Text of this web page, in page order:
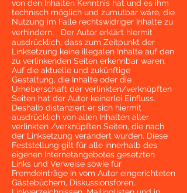
von den Inhalten Kenntnis hat und es ihm
technisch möglich und zumutbar wäre, die
Nutzung im Falle rechtswidriger Inhalte zu
verhindern. Der Autor erklärt hiermit
ausdrücklich, dass zum Zeitpunkt der
Linksetzung keine illegalen Inhalte auf den
zu verlinkenden Seiten erkennbar waren.
Auf die aktuelle und zukünftige
Gestaltung, die Inhalte oder die
Urheberschaft der verlinkten/verknüpften
Seiten hat der Autor keinerlei Einfluss.
Deshalb distanziert er sich hiermit
ausdrücklich von allen Inhalten aller
verlinkten /verknüpften Seiten, die nach
der Linksetzung verändert wurden. Diese
Feststellung gilt für alle innerhalb des
eigenen Internetangebotes gesetzten
Links und Verweise sowie für
Fremdeinträge in vom Autor eingerichteten
Gästebüchern, Diskussionsforen,